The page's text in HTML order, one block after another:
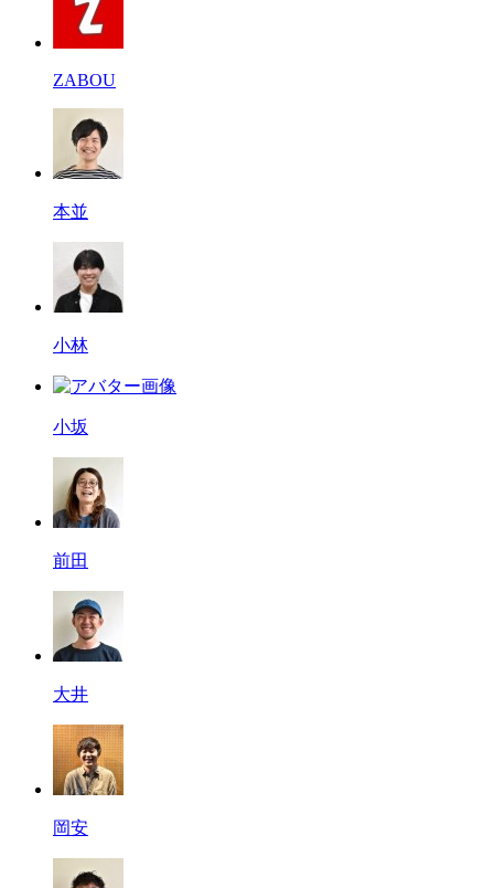
ZABOU
本並
小林
小坂
前田
大井
岡安